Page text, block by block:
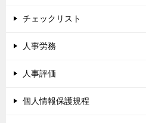
チェックリスト
人事労務
人事評価
個人情報保護規程